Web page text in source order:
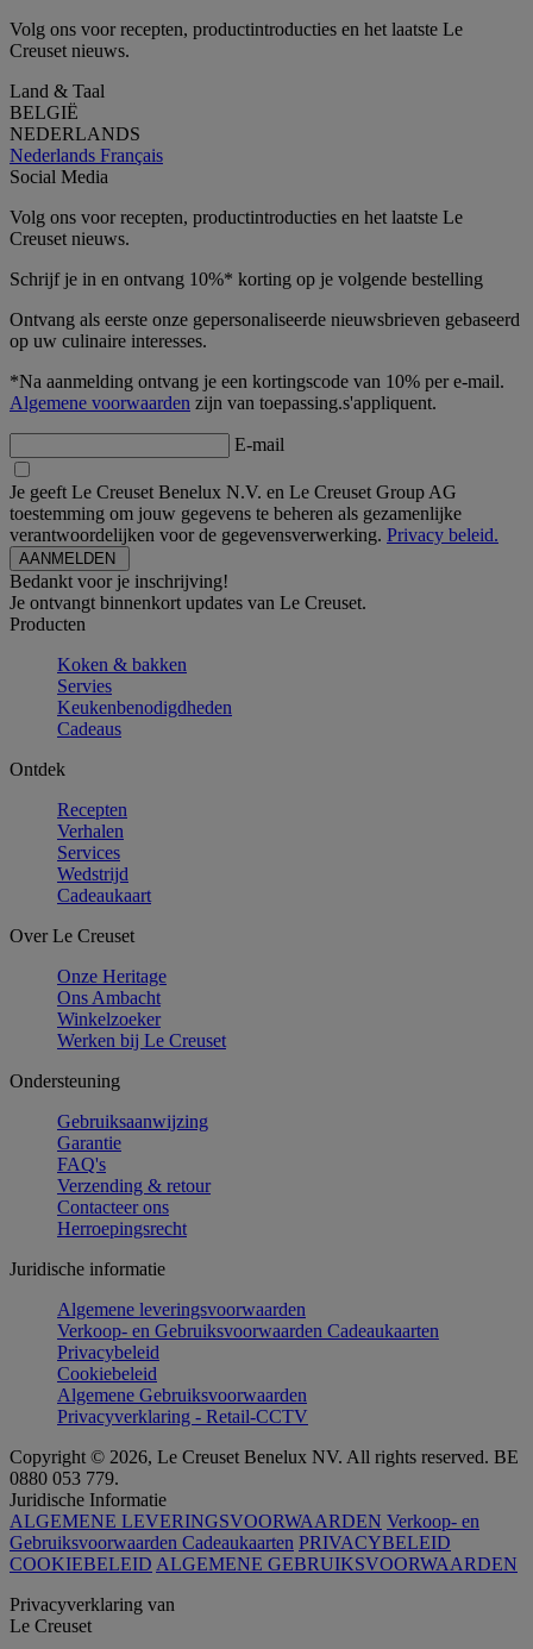
Volg ons voor recepten, productintroducties en het laatste Le
Creuset nieuws.
Land & Taal
BELGIË
NEDERLANDS
Nederlands Français
Social Media
Volg ons voor recepten, productintroducties en het laatste Le
Creuset nieuws.
Schrijf je in en ontvang 10%* korting op je volgende bestelling
Ontvang als eerste onze gepersonaliseerde nieuwsbrieven gebaseerd
op uw culinaire interesses.
*Na aanmelding ontvang je een kortingscode van 10% per e-mail.
Algemene voorwaarden zijn van toepassing.s'appliquent.
E-mail
Je geeft Le Creuset Benelux N.V. en Le Creuset Group AG
toestemming om jouw gegevens te beheren als gezamenlijke
verantwoordelijken voor de gegevensverwerking. Privacy beleid.
Bedankt voor je inschrijving!
Je ontvangt binnenkort updates van Le Creuset.
Producten
Koken & bakken
Servies
Keukenbenodigdheden
Cadeaus
Ontdek
Recepten
Verhalen
Services
Wedstrijd
Cadeaukaart
Over Le Creuset
Onze Heritage
Ons Ambacht
Winkelzoeker
Werken bij Le Creuset
Ondersteuning
Gebruiksaanwijzing
Garantie
FAQ's
Verzending & retour
Contacteer ons
Herroepingsrecht
Juridische informatie
Algemene leveringsvoorwaarden
Verkoop- en Gebruiksvoorwaarden Cadeaukaarten
Privacybeleid
Cookiebeleid
Algemene Gebruiksvoorwaarden
Privacyverklaring - Retail-CCTV
Copyright © 2026, Le Creuset Benelux NV. All rights reserved. BE
0880 053 779.
Juridische Informatie
ALGEMENE LEVERINGSVOORWAARDEN Verkoop- en
Gebruiksvoorwaarden Cadeaukaarten PRIVACYBELEID
COOKIEBELEID ALGEMENE GEBRUIKSVOORWAARDEN
Privacyverklaring van
Le Creuset